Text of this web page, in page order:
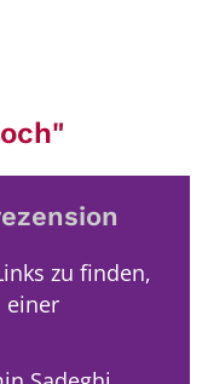
zu finden,
einer